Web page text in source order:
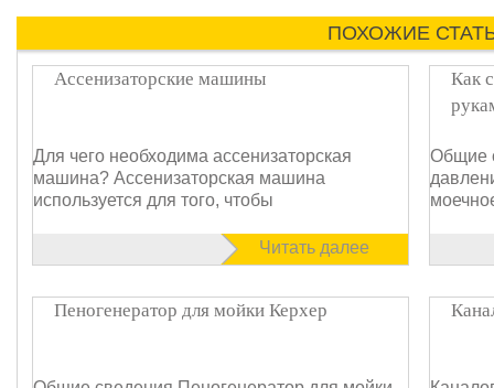
ПОХОЖИЕ
Ассенизаторские машины
Для чего необходима ассенизаторская
машина? Ассенизаторская машина
используется для того, чтобы
Читать далее
Как
Общие
Пеногенератор для мойки Керхер